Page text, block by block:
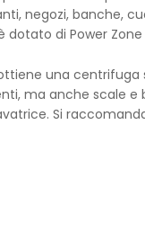
negozi, banche,
dotato di Power
una centrifuga
ma anche scale e
Si